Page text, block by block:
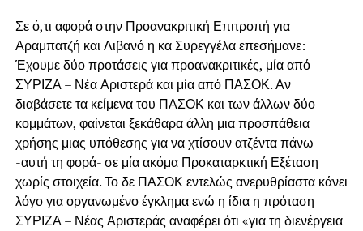
Σε ό,τι αφορά στην Προανακριτική Επιτροπή για
Αραμπατζή και Λιβανό η κα Συρεγγέλα επεσήμανε:
Έχουμε δύο προτάσεις για προανακριτικές, μία από
ΣΥΡΙΖΑ – Νέα Αριστερά και μία από ΠΑΣΟΚ. Αν
διαβάσετε τα κείμενα του ΠΑΣΟΚ και των άλλων δύο
κομμάτων, φαίνεται ξεκάθαρα άλλη μια προσπάθεια
χρήσης μιας υπόθεσης για να χτίσουν ατζέντα πάνω
-αυτή τη φορά- σε μία ακόμα Προκαταρκτική Εξέταση
χωρίς στοιχεία. Το δε ΠΑΣΟΚ εντελώς ανερυθρίαστα κάνει
λόγο για οργανωμένο έγκλημα ενώ η ίδια η πρόταση
ΣΥΡΙΖΑ – Νέας Αριστεράς αναφέρει ότι «για τη διενέργεια